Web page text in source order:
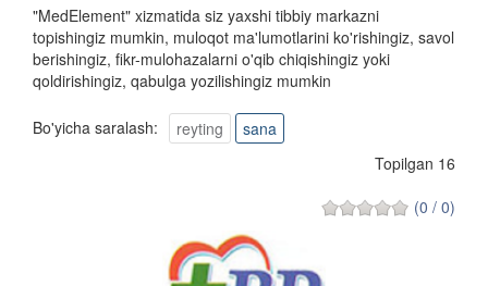
"MedElement" xizmatida siz yaxshi tibbiy markazni
topishingiz mumkin, muloqot ma'lumotlarini ko'rishingiz, savol
berishingiz, fikr-mulohazalarni o'qib chiqishingiz yoki
qoldirishingiz, qabulga yozilishingiz mumkin
Bo'yicha saralash: reyting
sana
Topilgan 16
(0 / 0)